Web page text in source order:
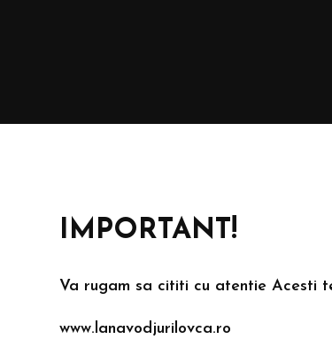
IMPORTANT!
Va rugam sa cititi cu atentie Acesti
www.lanavodjurilovca.ro